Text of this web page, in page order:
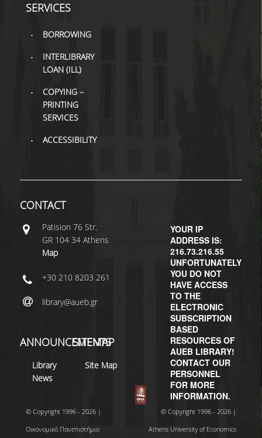
SERVICES
BORROWING
INTERLIBRARY
LOAN (ILL)
COPYING –
PRINTING
SERVICES
ACCESSIBILITY
YOUR IP
ADDRESS IS:
216.73.216.55
UNFORTUNATELY
YOU DO NOT
HAVE ACCESS
TO THE
ELECTRONIC
SUBSCRIPTION
BASED
RESOURCES OF
AUEB LIBRARY!
CONTACT OUR
PERSONNEL
FOR MORE
INFORMATION.
CONTACT
Patisiοn 76 Str.
GR 104 34 Athens
Map
+30 210 8203 261
library@aueb.gr
ANNOUNCEMENTS
Library
News
SITEMAP
Site Map
© Copyright 1996 - 2026 |
Οικονομικό Πανεπιστήμιο
© Copyright 1996 - 2026 |
Athens University of Economics